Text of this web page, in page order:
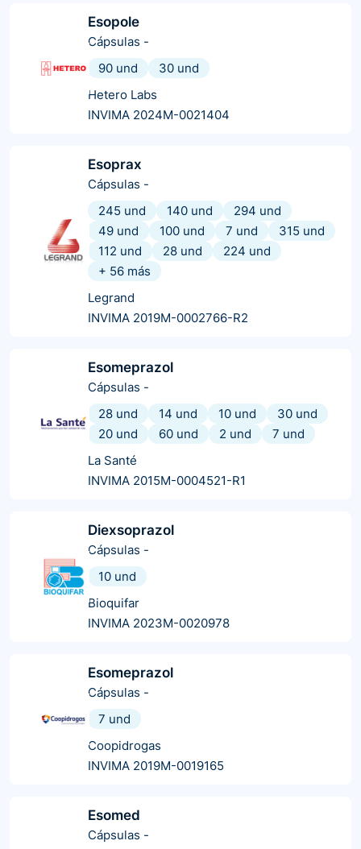
Esopole
Cápsulas -
90 und
30 und
Hetero Labs
INVIMA 2024M-0021404
Esoprax
Cápsulas -
245 und
140 und
294 und
49 und
100 und 7 und
315 und
112 und
28 und
224 und
+ 56 más
Legrand
INVIMA 2019M-0002766-R2
Esomeprazol
Cápsulas -
28 und
14 und 10 und
30 und
20 und
60 und 2 und
7 und
La Santé
INVIMA 2015M-0004521-R1
Diexsoprazol
Cápsulas -
10 und
Bioquifar
INVIMA 2023M-0020978
Esomeprazol
Cápsulas -
7 und
Coopidrogas
INVIMA 2019M-0019165
Esomed
Cápsulas -